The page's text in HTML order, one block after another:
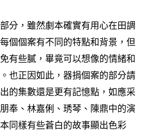
分，雖然劇本確實有用心在田調
個個案有不同的特點和背景，但
有些膩，畢竟可以想像的情緒和
也正因如此，器捐個案的部分請
的集數還是更有記憶點，如應采
奉、林嘉俐、琇琴、陳鼎中的演
同樣有些蒼白的故事顯出色彩